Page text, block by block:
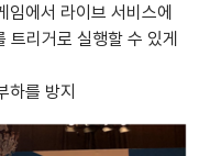
에서 라이브 서비스에
리거로 실행할 수 있게
하를 방지